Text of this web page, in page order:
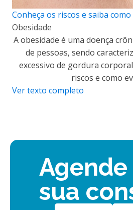
Conheça os riscos e saiba
Obesidade
A obesidade é uma doença
de pessoas, sendo
excessivo de gordura
riscos e como
Ver texto completo
Agende
sua